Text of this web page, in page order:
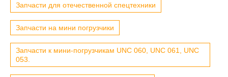
Запчасти для отечественной спецтехники
Запчасти на мини погрузчики
Запчасти к мини-погрузчикам UNC 060, UNC 061, UNC
053.